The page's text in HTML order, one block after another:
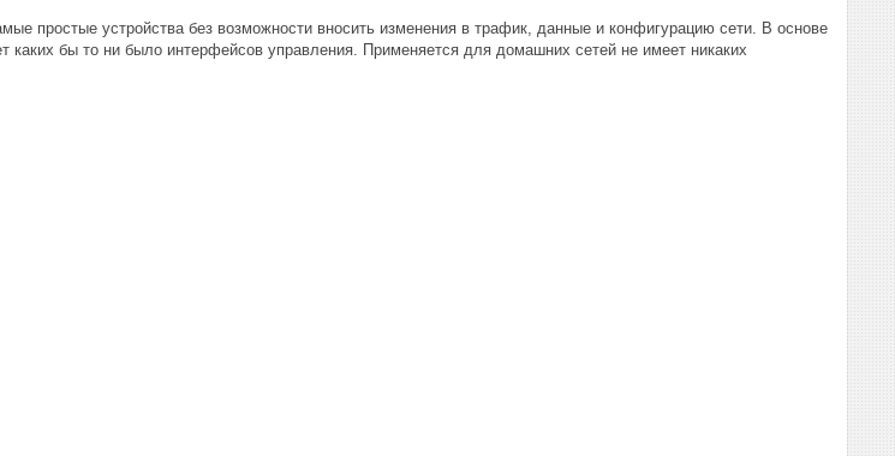
простые устройства без возможности вносить изменения в трафик, данные и конфигурацию сети. В основе
каких бы то ни было интерфейсов управления. Применяется для домашних сетей не имеет никаких